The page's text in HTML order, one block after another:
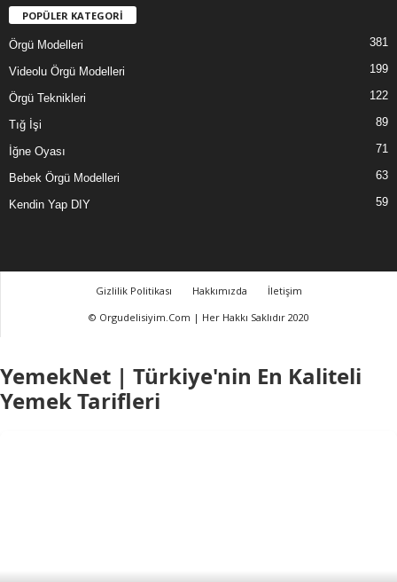
POPÜLER KATEGORİ
Örgü Modelleri 381
Videolu Örgü Modelleri 199
Örgü Teknikleri 122
Tığ İşi 89
İğne Oyası 71
Bebek Örgü Modelleri 63
Kendin Yap DIY 59
Gizlilik Politikası Hakkımızda
İletişim
© Orgudelisiyim.Com | Her Hakkı Saklıdır 2020
YemekNet | Türkiye'nin En Kaliteli
Yemek Tarifleri